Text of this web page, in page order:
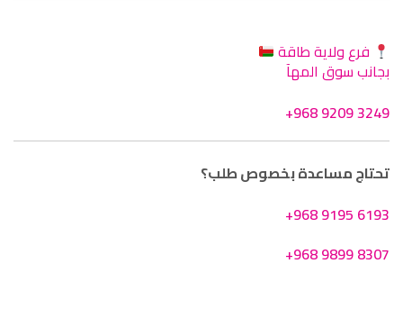
فرع ولاية طاقة
بجانب سوق المهآ
+968 9209 3249
تحتاج مساعدة بخصوص طلب؟
+968 9195 6193
+968 9899 8307